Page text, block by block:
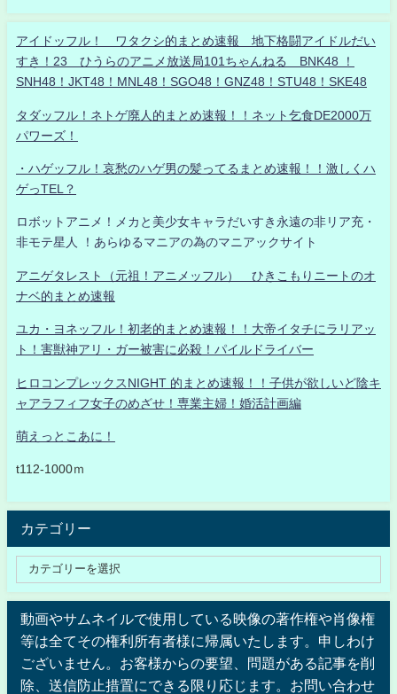
アイドッフル！ ワタクシ的まとめ速報 地下格闘アイドルだい
すき！23 ひうらのアニメ放送局101ちゃんねる BNK48 ！
SNH48！JKT48！MNL48！SGO48！GNZ48！STU48！SKE48
タダッフル！ネトゲ廃人的まとめ速報！！ネット乞食DE2000万
パワーズ！
・ハゲッフル！哀愁のハゲ男の髪ってるまとめ速報！！激しくハ
ゲっTEL？
ロボットアニメ！メカと美少女キャラだいすき永遠の非リア充・
非モテ星人 ！あらゆるマニアの為のマニアックサイト
アニゲタレスト（元祖！アニメッフル） ひきこもりニートのオ
ナベ的まとめ速報
ユカ・ヨネッフル！初老的まとめ速報！！大帝イタチにラリアッ
ト！害獣神アリ・ガー被害に必殺！パイルドライバー
ヒロコンプレックスNIGHT 的まとめ速報！！子供が欲しいど陰キ
ャアラフィフ女子のめざせ！専業主婦！婚活計画編
萌えっとこあに！
t112-1000ｍ
カテゴリー
動画やサムネイルで使用している映像の著作権や肖像権
等は全てその権利所有者様に帰属いたします。申しわけ
ございません。お客様からの要望、問題がある記事を削
除、送信防止措置にできる限り応じます。お問い合わせ